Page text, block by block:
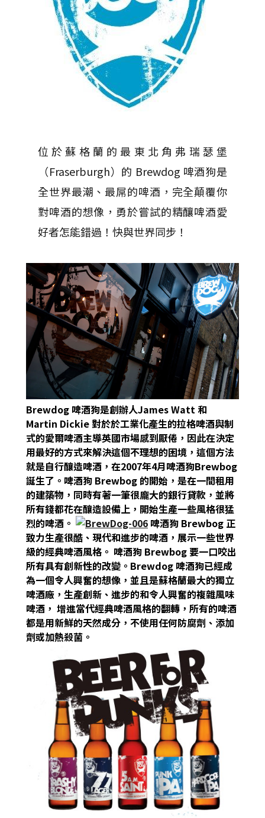
位於蘇格蘭的最東北角弗瑞瑟堡
（Fraserburgh）的 Brewdog 啤酒狗是
全世界最潮、最屌的啤酒，完全顛覆你
對啤酒的想像，勇於嘗試的精釀啤酒愛
好者怎能錯過！快與世界同步！
Brewdog 啤酒狗是創辦人James Watt 和
Martin Dickie 對於於工業化產生的拉格啤酒與制
式的愛爾啤酒主導英國市場感到厭倦，因此在決定
用最好的方式來解決這個不理想的困境，這個方法
就是自行釀造啤酒，在2007年4月啤酒狗Brewbog
誕生了。啤酒狗 Brewbog 的開始，是在一間租用
的建築物，同時有著一筆很龐大的銀行貸款，並將
所有錢都花在釀造設備上，開始生產一些風格很猛
烈的啤酒。
啤酒狗 Brewbog 正
致力生產很酷、現代和進步的啤酒，展示一些世界
級的經典啤酒風格。 啤酒狗 Brewbog 要一口咬出
所有具有創新性的改變。Brewdog 啤酒狗已經成
為一個令人興奮的想像，並且是蘇格蘭最大的獨立
啤酒廠，生產創新、進步的和令人興奮的複雜風味
啤酒， 增進當代經典啤酒風格的翻轉，所有的啤酒
都是用新鮮的天然成分，不使用任何防腐劑、添加
劑或加熱殺菌。